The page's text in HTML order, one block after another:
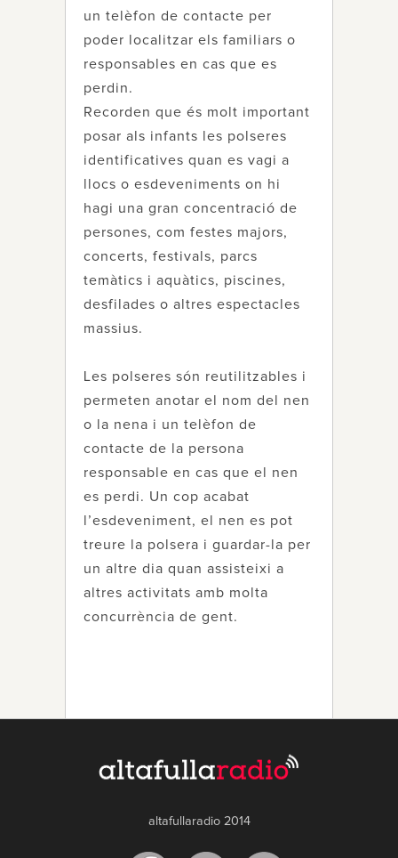
un telèfon de contacte per
poder localitzar els familiars o
responsables en cas que es
perdin.
Recorden que és molt important
posar als infants les polseres
identificatives quan es vagi a
llocs o esdeveniments on hi
hagi una gran concentració de
persones, com festes majors,
concerts, festivals, parcs
temàtics i aquàtics, piscines,
desfilades o altres espectacles
massius.
Les polseres són reutilitzables i
permeten anotar el nom del nen
o la nena i un telèfon de
contacte de la persona
responsable en cas que el nen
es perdi. Un cop acabat
l’esdeveniment, el nen es pot
treure la polsera i guardar-la per
un altre dia quan assisteixi a
altres activitats amb molta
concurrència de gent.
altafullaradio 2014